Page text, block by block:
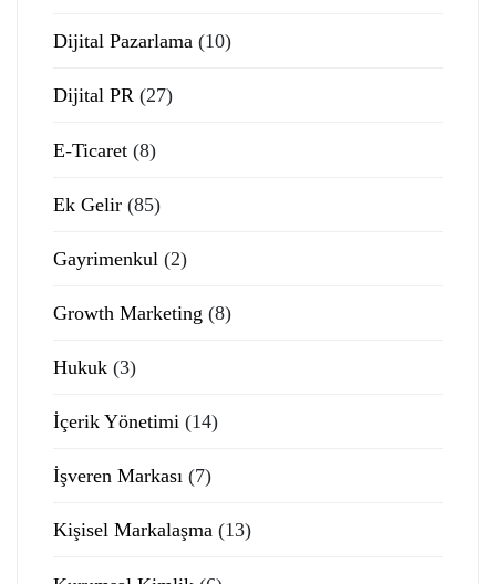
Dijital Pazarlama (10)
Dijital PR (27)
E-Ticaret (8)
Ek Gelir (85)
Gayrimenkul (2)
Growth Marketing (8)
Hukuk (3)
İçerik Yönetimi (14)
İşveren Markası (7)
Kişisel Markalaşma (13)